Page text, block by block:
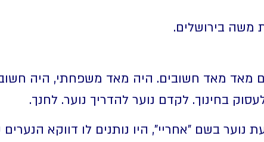
מאד מאד חשובים. היה מאד משפחתי, היה
בחינוך. לקדם נוער להדריך נוער. לחנך.
בשם "אחריי", היו נותנים לו דווקא